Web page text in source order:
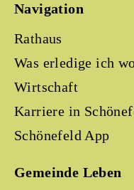
Navigation
Rathaus
Was erledige ich
Wirtschaft
Karriere in
Schönefeld App
Gemeinde Leben